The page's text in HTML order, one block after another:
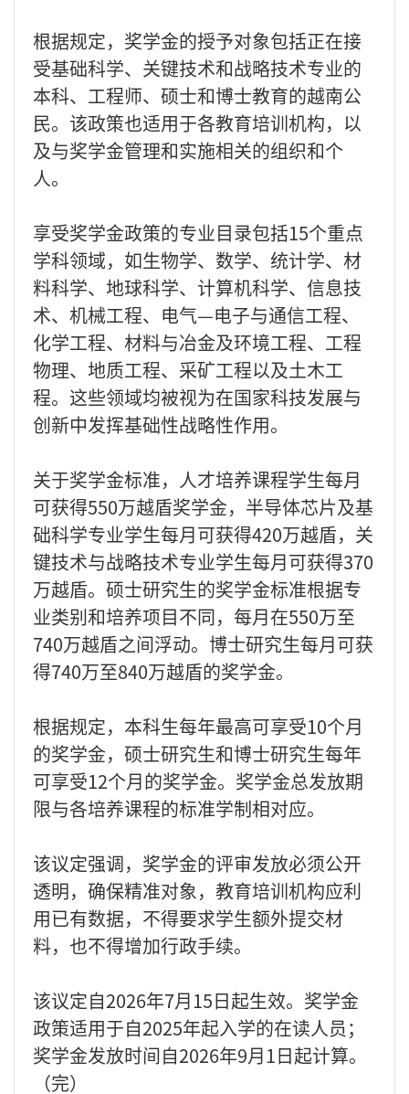
根据规定，奖学金的授予对象包括正在接
受基础科学、关键技术和战略技术专业的
本科、工程师、硕士和博士教育的越南公
民。该政策也适用于各教育培训机构，以
及与奖学金管理和实施相关的组织和个
人。
享受奖学金政策的专业目录包括15个重点
学科领域，如生物学、数学、统计学、材
料科学、地球科学、计算机科学、信息技
术、机械工程、电气—电子与通信工程、
化学工程、材料与冶金及环境工程、工程
物理、地质工程、采矿工程以及土木工
程。这些领域均被视为在国家科技发展与
创新中发挥基础性战略性作用。
关于奖学金标准，人才培养课程学生每月
可获得550万越盾奖学金，半导体芯片及基
础科学专业学生每月可获得420万越盾，关
键技术与战略技术专业学生每月可获得370
万越盾。硕士研究生的奖学金标准根据专
业类别和培养项目不同，每月在550万至
740万越盾之间浮动。博士研究生每月可获
得740万至840万越盾的奖学金。
根据规定，本科生每年最高可享受10个月
的奖学金，硕士研究生和博士研究生每年
可享受12个月的奖学金。奖学金总发放期
限与各培养课程的标准学制相对应。
该议定强调，奖学金的评审发放必须公开
透明，确保精准对象，教育培训机构应利
用已有数据，不得要求学生额外提交材
料，也不得增加行政手续。
该议定自2026年7月15日起生效。奖学金
政策适用于自2025年起入学的在读人员；
奖学金发放时间自2026年9月1日起计算。
（完）